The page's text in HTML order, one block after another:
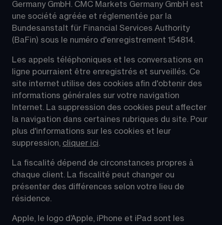
Germany GmbH. CMC Markets Germany GmbH est
une société agréée et réglementée par la
Bundesanstalt für Financial Services Authority
(BaFin) sous le numéro d'enregistrement 154814.
Les appels téléphoniques et les conversations en
ligne pourraient être enregistrés et surveillés. Ce
site internet utilise des cookies afin d'obtenir des
informations générales sur votre navigation
Internet. La suppression des cookies peut affecter
la navigation dans certaines rubriques du site. Pour
plus d'informations sur les cookies et leur
suppression, cliquer ici.
La fiscalité dépend de circonstances propres à
chaque client. La fiscalité peut changer ou
présenter des différences selon votre lieu de
résidence.
Apple, le logo d’Apple, iPhone et iPad sont les